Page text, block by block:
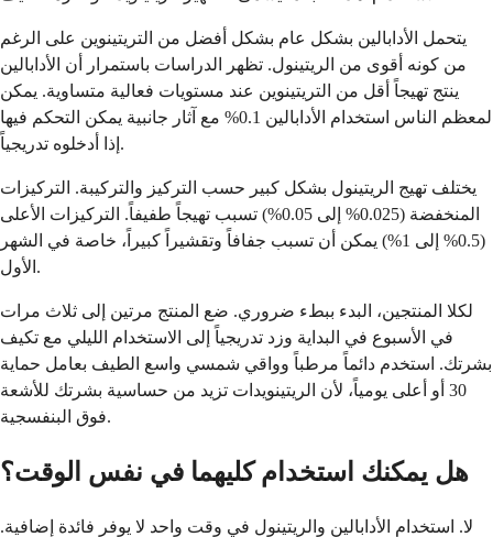
يتحمل الأدابالين بشكل عام بشكل أفضل من التريتينوين على الرغم
من كونه أقوى من الريتينول. تظهر الدراسات باستمرار أن الأدابالين
ينتج تهيجاً أقل من التريتينوين عند مستويات فعالية متساوية. يمكن
لمعظم الناس استخدام الأدابالين 0.1% مع آثار جانبية يمكن التحكم فيها
إذا أدخلوه تدريجياً.
يختلف تهيج الريتينول بشكل كبير حسب التركيز والتركيبة. التركيزات
المنخفضة (0.025% إلى 0.05%) تسبب تهيجاً طفيفاً. التركيزات الأعلى
(0.5% إلى 1%) يمكن أن تسبب جفافاً وتقشيراً كبيراً، خاصة في الشهر
الأول.
لكلا المنتجين، البدء ببطء ضروري. ضع المنتج مرتين إلى ثلاث مرات
في الأسبوع في البداية وزد تدريجياً إلى الاستخدام الليلي مع تكيف
بشرتك. استخدم دائماً مرطباً وواقي شمسي واسع الطيف بعامل حماية
30 أو أعلى يومياً، لأن الريتينويدات تزيد من حساسية بشرتك للأشعة
فوق البنفسجية.
هل يمكنك استخدام كليهما في نفس الوقت؟
لا. استخدام الأدابالين والريتينول في وقت واحد لا يوفر فائدة إضافية.